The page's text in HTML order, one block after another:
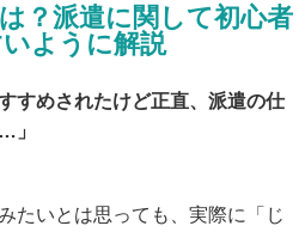
？派遣に関して初心者
ように解説
すめされたけど正直、派遣の仕
」
たいとは思っても、実際に「じ